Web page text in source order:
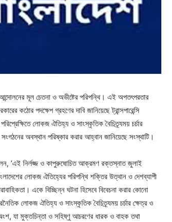
মূল চেতনা ও অভীষ্টের পরিপন্থি। এই অপতৎপরতার
কঠোর পদক্ষেপ গ্রহণের দাবি জানিয়েছে ট্রান্সপারেন্সি
লোকজ ঐতিহ্য ও সাংস্কৃতিক বৈচিত্র্যময় চর্চার
অবস্থান পরিষ্কার করার আহ্বান জানিয়েছে সংস্থাটি।
‘এই নির্লজ্জ ও কাপুরুষোচিত আক্রমণ রক্তস্নাত জুলাই
লোকজ ঐতিহ্যের পরিপন্থি শক্তির উত্থান ও দেশব্যাপী
একে বিচ্ছিন্ন ঘটনা হিসেবে বিবেচনা করার কোনো
লোকজ ঐতিহ্য ও সাংস্কৃতিক বৈচিত্র্যময় চর্চার ক্ষেত্র ও
যা মুক্তচিন্তা ও সহিষ্ণু আচরণের ধারক ও বাহক তথা